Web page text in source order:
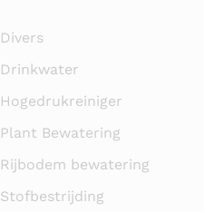
Divers
Drinkwater
Hogedrukreiniger
Plant Bewatering
Rijbodem bewatering
Stofbestrijding